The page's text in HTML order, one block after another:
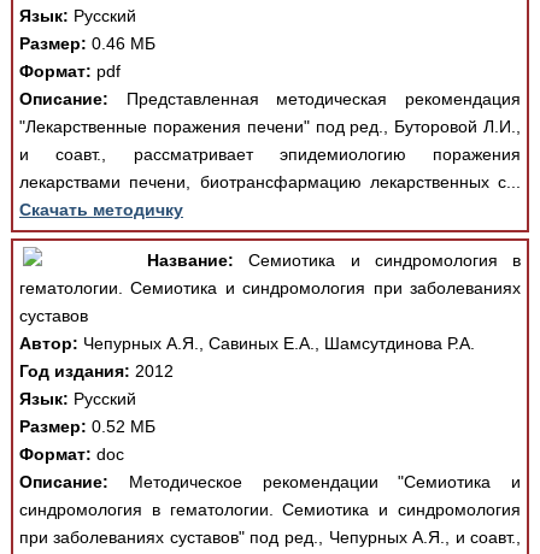
Язык: Русский
Размер: 0.46 МБ
Формат: pdf
Описание: Представленная методическая рекомендация
"Лекарственные поражения печени" под ред., Буторовой Л.И.,
и соавт., рассматривает эпидемиологию поражения
лекарствами печени, биотрансфармацию лекарственных с...
Скачать методичку
Название: Семиотика и синдромология в
гематологии. Семиотика и синдромология при заболеваниях
суставов
Автор: Чепурных А.Я., Савиных Е.А., Шамсутдинова Р.А.
Год издания: 2012
Язык: Русский
Размер: 0.52 МБ
Формат: doc
Описание: Методическое рекомендации "Семиотика и
синдромология в гематологии. Семиотика и синдромология
при заболеваниях суставов" под ред., Чепурных А.Я., и соавт.,